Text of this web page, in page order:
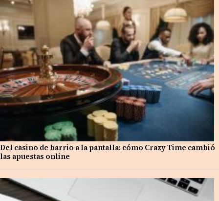
Del casino de barrio a la pantalla: cómo Crazy Time cambió
las apuestas online